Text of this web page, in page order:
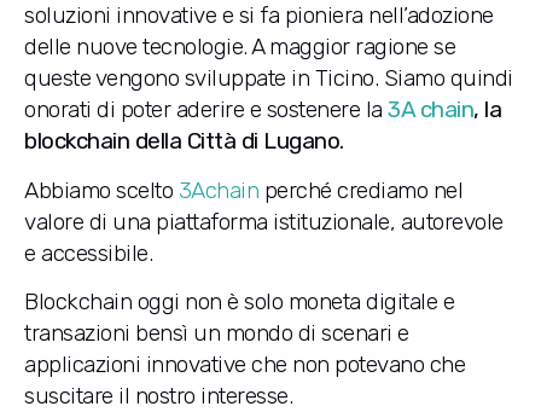
soluzioni innovative e si fa pioniera nell’adozione
delle nuove tecnologie. A maggior ragione se
queste vengono sviluppate in Ticino. Siamo quindi
onorati di poter aderire e sostenere la 3A chain, la
blockchain della Città di Lugano.
Abbiamo scelto 3Achain perché crediamo nel
valore di una piattaforma istituzionale, autorevole
e accessibile.
Blockchain oggi non è solo moneta digitale e
transazioni bensì un mondo di scenari e
applicazioni innovative che non potevano che
suscitare il nostro interesse.